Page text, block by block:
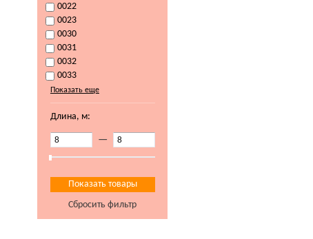
0022
0023
0030
0031
0032
0033
Показать еще
Длина, м:
—
Сбросить фильтр